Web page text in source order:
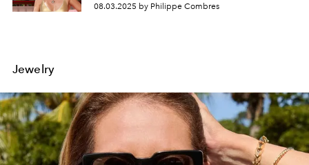
08.03.2025 by Philippe Combres
Jewelry